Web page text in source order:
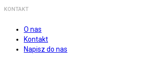
KONTAKT
O nas
Kontakt
Napisz do nas